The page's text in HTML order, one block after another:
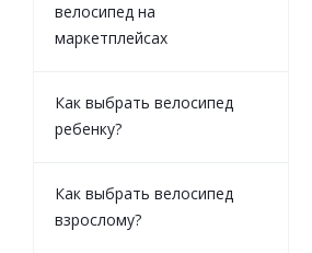
велосипед на
маркетплейсах
Как выбрать велосипед
ребенку?
Как выбрать велосипед
взрослому?